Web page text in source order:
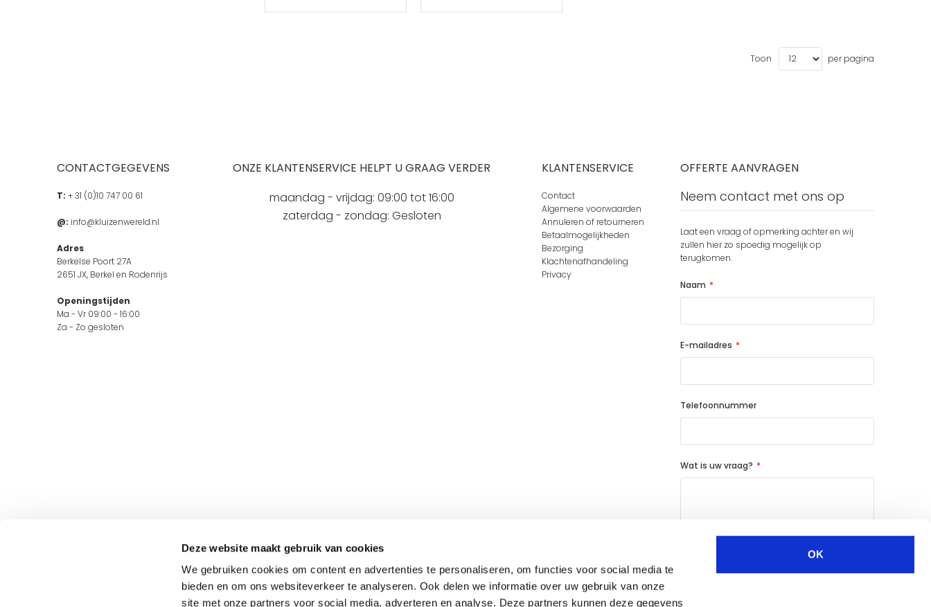
Deze website maakt gebruik van cookies
We gebruiken cookies om content en advertenties te personaliseren, om functies voor social media te
bieden en om ons websiteverkeer te analyseren. Ook delen we informatie over uw gebruik van onze
site met onze partners voor social media, adverteren en analyse. Deze partners kunnen deze gegevens
OK
Toon per pagina
CONTACTGEGEVENS
T: + 31 (0)10 747 00 61
@: info@kluizenwereld.nl
Adres
Berkelse Poort 27A
2651 JX, Berkel en Rodenrijs
Openingstijden
Ma - Vr 09:00 - 16:00
Za - Zo gesloten
ONZE KLANTENSERVICE HELPT U GRAAG VERDER
maandag - vrijdag: 09:00 tot 16:00
zaterdag - zondag: Gesloten
KLANTENSERVICE
Contact
Algemene voorwaarden
Annuleren of retourneren
Betaalmogelijkheden
Bezorging
Klachtenafhandeling
Privacy
OFFERTE AANVRAGEN
Neem contact met ons op
Laat een vraag of opmerking achter en wij
zullen hier zo spoedig mogelijk op
terugkomen.
Naam
E-mailadres
Telefoonnummer
Wat is uw vraag?
BEVESTIG